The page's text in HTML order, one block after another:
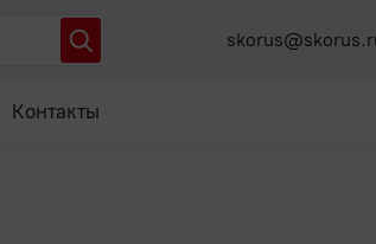
Контакты